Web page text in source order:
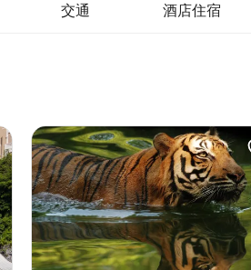
交通 酒店住宿